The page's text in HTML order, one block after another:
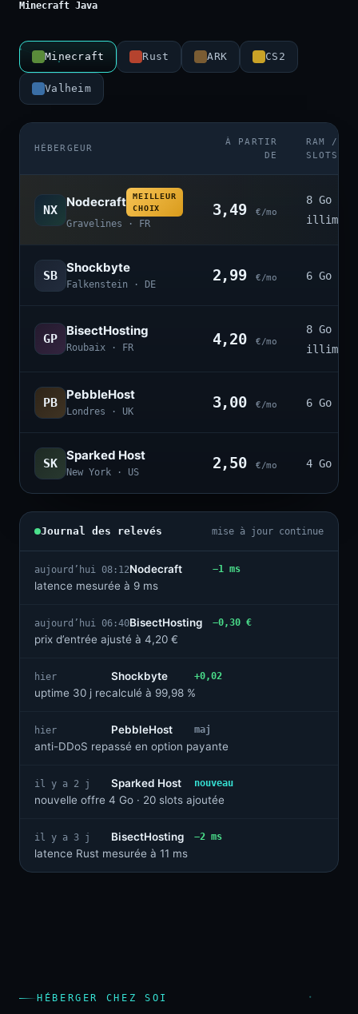
Minecraft Java
Minecraft Rust ARK CS2
Valheim
HÉBERGEUR
À PARTIR
DE
RAM /
SLOTS
NX
Nodecraft
MEILLEUR
CHOIX
Gravelines · FR
3,49 €/mo
8 Go ·
SB
Shockbyte
Falkenstein · DE
2,99 €/mo 6 Go ·
GP
BisectHosting
Roubaix · FR 4,20 €/mo
8 Go ·
PB
PebbleHost
Londres · UK
3,00 €/mo 6 Go ·
SK
Sparked Host
New York · US
2,50 €/mo 4 Go ·
Journal des relevés mise à jour continue
aujourd’hui 08:12Nodecraft
latence mesurée à 9 ms
−1 ms
aujourd’hui 06:40BisectHosting
prix d’entrée ajusté à 4,20 €
−0,30 €
hier
Shockbyte
uptime 30 j recalculé à 99,98 %
+0,02
hier
PebbleHost
anti-DDoS repassé en option payante
maj
il y a 2 j
Sparked Host
nouvelle offre 4 Go · 20 slots ajoutée
nouveau
il y a 3 j
BisectHosting
latence Rust mesurée à 11 ms
−2 ms
HÉBERGER CHEZ SOI